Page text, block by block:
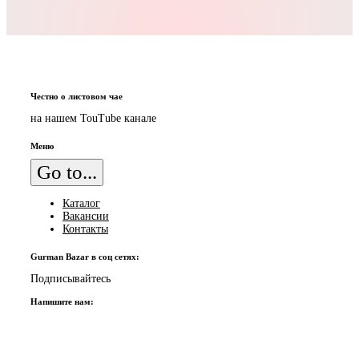
Честно о листовом чае
на нашем TouTube канале
Меню
Go to...
Каталог
Вакансии
Контакты
Gurman Bazar в соц сетях:
Подписывайтесь
Напишите нам: